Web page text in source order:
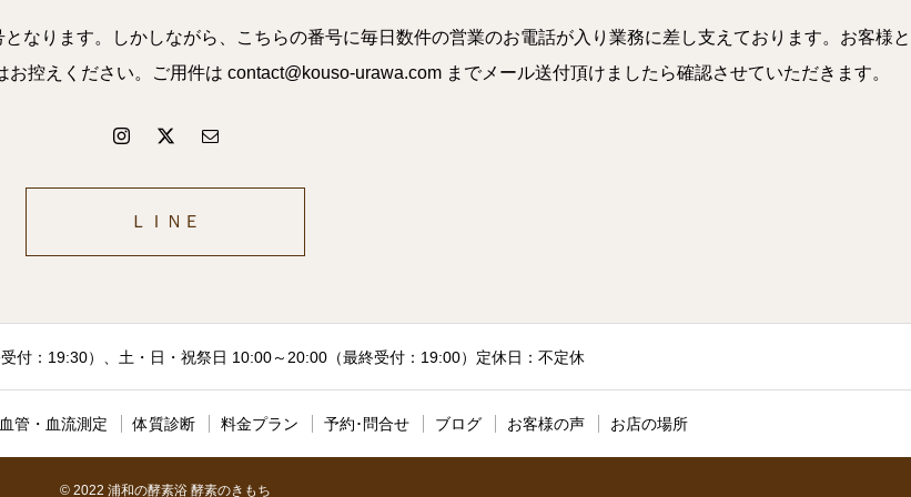
なります。しかしながら、こちらの番号に毎日数件の営業のお電話が入り業務に差し支えております。お客様と
控えください。ご用件は contact@kouso-urawa.com までメール送付頂けましたら確認させていただきます。
ＬＩＮＥ
付：19:30）、土・日・祝祭日 10:00～20:00（最終受付：19:00）定休日：不定休
血管・血流測定 体質診断 料金プラン 予約･問合せ ブログ お客様の声 お店の場所
© 2022 浦和の酵素浴 酵素のきもち